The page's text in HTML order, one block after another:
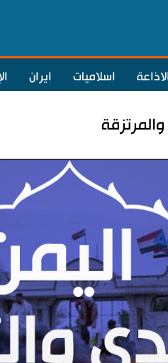
اسلاميات ايران